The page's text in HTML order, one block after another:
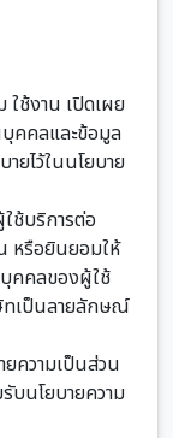
ช้งาน เปิดเผย
คคลและข้อมูล
ยไว้ในนโยบาย
ช้บริการต่อ
หรือยินยอมให้
คคลของผู้ใช้
ทเป็นลายลักษณ์
ความเป็นส่วน
บนโยบายความ